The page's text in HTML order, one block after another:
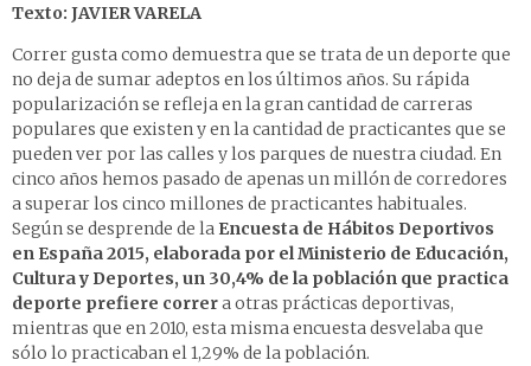
Texto: JAVIER VARELA
Correr gusta como demuestra que se trata de un deporte que
no deja de sumar adeptos en los últimos años. Su rápida
popularización se refleja en la gran cantidad de carreras
populares que existen y en la cantidad de practicantes que se
pueden ver por las calles y los parques de nuestra ciudad. En
cinco años hemos pasado de apenas un millón de corredores
a superar los cinco millones de practicantes habituales.
Según se desprende de la Encuesta de Hábitos Deportivos
en España 2015, elaborada por el Ministerio de Educación,
Cultura y Deportes, un 30,4% de la población que practica
deporte prefiere correra otras prácticas deportivas,
mientras que en 2010, esta misma encuesta desvelaba que
sólo lo practicaban el 1,29% de la población.